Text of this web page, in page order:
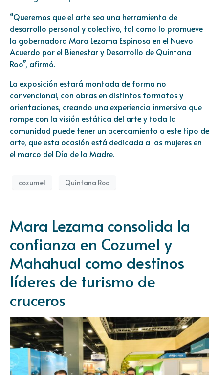
“Queremos que el arte sea una herramienta de
desarrollo personal y colectivo, tal como lo promueve
la gobernadora Mara Lezama Espinosa en el Nuevo
Acuerdo por el Bienestar y Desarrollo de Quintana
Roo”, afirmó.
La exposición estará montada de forma no
convencional, con obras en distintos formatos y
orientaciones, creando una experiencia inmersiva que
rompe con la visión estática del arte y toda la
comunidad puede tener un acercamiento a este tipo de
arte, que esta ocasión está dedicada a las mujeres en
el marco del Día de la Madre.
cozumel Quintana Roo
Mara Lezama consolida la
confianza en Cozumel y
Mahahual como destinos
líderes de turismo de
cruceros